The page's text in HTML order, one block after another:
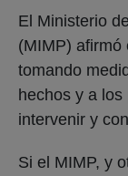
El Ministerio
(MIMP) afirmó
tomando
hechos y a
intervenir y
Si el MIMP, y